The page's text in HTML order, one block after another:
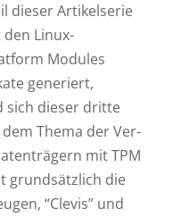
dieser Artikelserie
Linux-
Modules
generiert,
sich dieser dritte
Thema der Ver-
mit TPM
grundsätzlich die
“Clevis” und